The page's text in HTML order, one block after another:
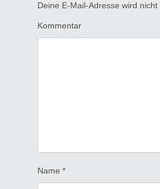
Deine E-Mail-Adresse wird nicht
Kommentar
Name *